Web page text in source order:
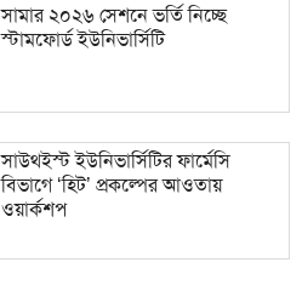
সামার ২০২৬ সেশনে ভর্তি নিচ্ছে
স্টামফোর্ড ইউনিভার্সিটি
সাউথইস্ট ইউনিভার্সিটির ফার্মেসি
বিভাগে ‘হিট’ প্রকল্পের আওতায়
ওয়ার্কশপ